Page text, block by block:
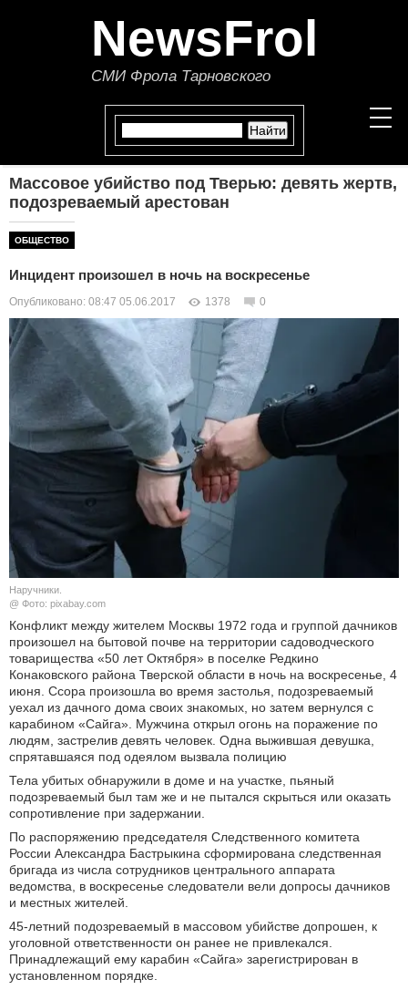
NewsFrol
СМИ Фрола Тарновского
НОВОСТИ
ПОЛИТИКА
ЭКОНОМИКА
В МИРЕ
ОБЩЕСТВО
КУЛЬТУРА
НАУКА
СПОРТ
ШОУ-БИЗНЕС
ЭГОИЗМ
БЛОГ
Массовое убийство под Тверью: девять жертв,
подозреваемый арестован
ОБЩЕСТВО
Инцидент произошел в ночь на воскресенье
Опубликовано: 08:47 05.06.2017 1378 0
Наручники.
@ Фото: pixabay.com
Конфликт между жителем Москвы 1972 года и группой дачников
произошел на бытовой почве на территории садоводческого
товарищества «50 лет Октября» в поселке Редкино
Конаковского района Тверской области в ночь на воскресенье, 4
июня. Ссора произошла во время застолья, подозреваемый
уехал из дачного дома своих знакомых, но затем вернулся с
карабином «Сайга». Мужчина открыл огонь на поражение по
людям, застрелив девять человек. Одна выжившая девушка,
спрятавшаяся под одеялом вызвала полицию
Тела убитых обнаружили в доме и на участке, пьяный
подозреваемый был там же и не пытался скрыться или оказать
сопротивление при задержании.
По распоряжению председателя Следственного комитета
России Александра Бастрыкина сформирована следственная
бригада из числа сотрудников центрального аппарата
ведомства, в воскресенье следователи вели допросы дачников
и местных жителей.
45-летний подозреваемый в массовом убийстве допрошен, к
уголовной ответственности он ранее не привлекался.
Принадлежащий ему карабин «Сайга» зарегистрирован в
установленном порядке.